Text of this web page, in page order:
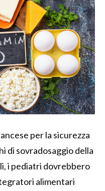
per la sicurezza
di sovradosaggio della
i pediatri dovrebbero
alimentari